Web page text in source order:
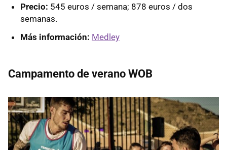
Precio: 545 euros / semana; 878 euros / dos
semanas.
Más información: Medley
Campamento de verano WOB